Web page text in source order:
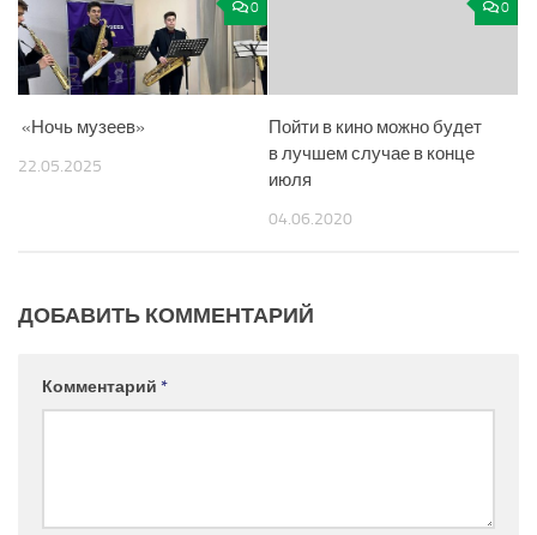
0
«Ночь музеев»
22.05.2025
0
Пойти в кино можно будет
в лучшем случае в конце
июля
04.06.2020
ДОБАВИТЬ КОММЕНТАРИЙ
Комментарий *